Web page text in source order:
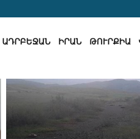
ԱԴՐԲԵՋԱՆ ԻՐԱՆ ԹՈՒՐՔԻԱ